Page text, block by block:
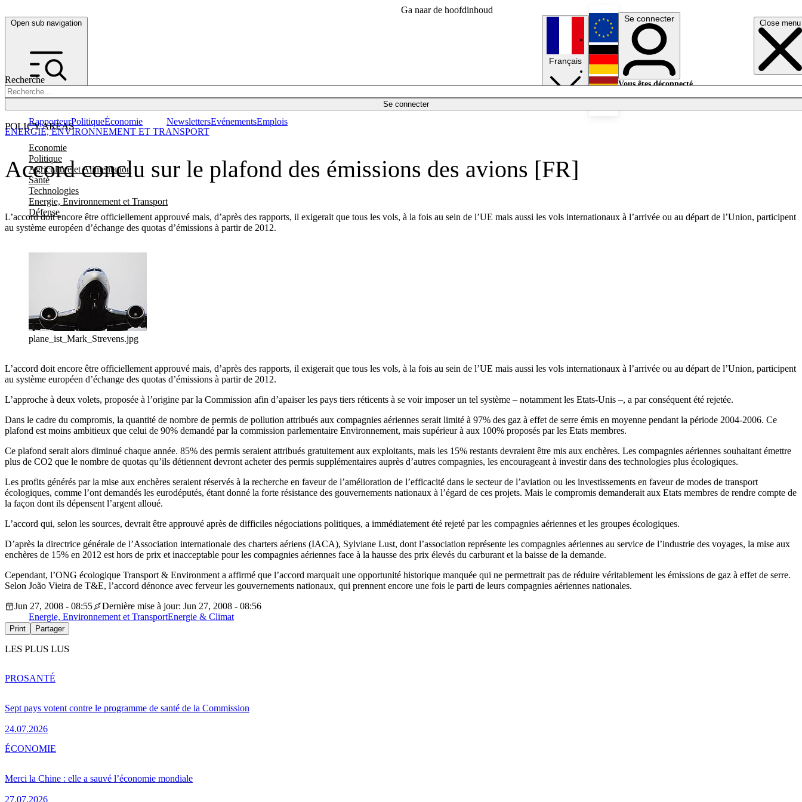
Ga naar de hoofdinhoud
Open sub navigation Close menu
Recherche
Se connecter
POLICY AREAS
Economie
Politique
Agriculture et Alimentation
Santé
Technologies
Energie, Environnement et Transport
Défense
RapporteurPolitiqueÉconomie NewslettersEvénementsEmplois
Français
English
Deutsch
Se connecter
Vous êtes déconnecté.
Accord conclu sur le plafond des émissions des avions [FR]
L’accord doit encore être officiellement approuvé mais, d’après des rapports, il exigerait que tous les vols, à la fois au sein de l’UE mais aussi les vols internationaux à l’arrivée ou au départ de l’Union, participent
au système européen d’échange des quotas d’émissions à partir de 2012.
ENERGIE, ENVIRONNEMENT ET TRANSPORT
plane_ist_Mark_Strevens.jpg
L’accord doit encore être officiellement approuvé mais, d’après des rapports, il exigerait que tous les vols, à la fois au sein de l’UE mais aussi les vols internationaux à l’arrivée ou au départ de l’Union, participent
au système européen d’échange des quotas d’émissions à partir de 2012.
L’approche à deux volets, proposée à l’origine par la Commission afin d’apaiser les pays tiers réticents à se voir imposer un tel système – notamment les Etats-Unis –, a par conséquent été rejetée.
Dans le cadre du compromis, la quantité de nombre de permis de pollution attribués aux compagnies aériennes serait limité à 97% des gaz à effet de serre émis en moyenne pendant la période 2004-2006. Ce
plafond est moins ambitieux que celui de 90% demandé par la commission parlementaire Environnement, mais supérieur à aux 100% proposés par les Etats membres.
Ce plafond serait alors diminué chaque année. 85% des permis seraient attribués gratuitement aux exploitants, mais les 15% restants devraient être mis aux enchères. Les compagnies aériennes souhaitant émettre
plus de CO2 que le nombre de quotas qu’ils détiennent devront acheter des permis supplémentaires auprès d’autres compagnies, les encourageant à investir dans des technologies plus écologiques.
Les profits générés par la mise aux enchères seraient réservés à la recherche en faveur de l’amélioration de l’efficacité dans le secteur de l’aviation ou les investissements en faveur de modes de transport
écologiques, comme l’ont demandés les eurodéputés, étant donné la forte résistance des gouvernements nationaux à l’égard de ces projets. Mais le compromis demanderait aux Etats membres de rendre compte de
la façon dont ils dépensent l’argent alloué.
L’accord qui, selon les sources, devrait être approuvé après de difficiles négociations politiques, a immédiatement été rejeté par les compagnies aériennes et les groupes écologiques.
D’après la directrice générale de l’Association internationale des charters aériens (IACA), Sylviane Lust, dont l’association représente les compagnies aériennes au service de l’industrie des voyages, la mise aux
enchères de 15% en 2012 est hors de prix et inacceptable pour les compagnies aériennes face à la hausse des prix élevés du carburant et la baisse de la demande.
Cependant, l’ONG écologique Transport & Environment a affirmé que l’accord marquait une opportunité historique manquée qui ne permettrait pas de réduire véritablement les émissions de gaz à effet de serre.
Selon João Vieira de T&E, l’accord dénonce avec ferveur les gouvernements nationaux, qui prennent encore une fois le parti de leurs compagnies aériennes nationales.
Jun 27, 2008 - 08:55
Dernière mise à jour: Jun 27, 2008 - 08:56
Energie, Environnement et TransportEnergie & Climat
Print Partager
LES PLUS LUS
Sept pays votent contre le programme de santé de la Commission
24.07.2026
PROSANTÉ
Merci la Chine : elle a sauvé l’économie mondiale
27.07.2026
ÉCONOMIE